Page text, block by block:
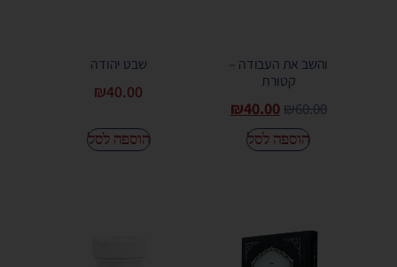
והשב את העבודה –
קטורת
₪60.00
₪40.00
הוספה לסל
שבט יהודה
₪40.00
הוספה לסל